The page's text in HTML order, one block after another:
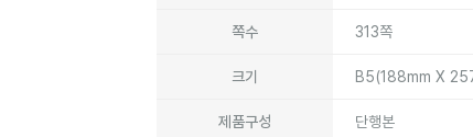
쪽수 313쪽
크기 B5(188mm X
제품구성 단행본